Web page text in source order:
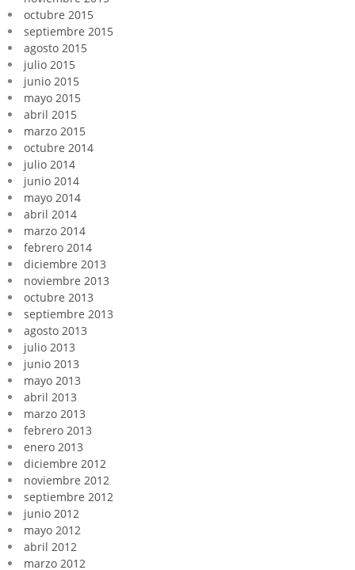
octubre 2015
septiembre 2015
agosto 2015
julio 2015
junio 2015
mayo 2015
abril 2015
marzo 2015
octubre 2014
julio 2014
junio 2014
mayo 2014
abril 2014
marzo 2014
febrero 2014
diciembre 2013
noviembre 2013
octubre 2013
septiembre 2013
agosto 2013
julio 2013
junio 2013
mayo 2013
abril 2013
marzo 2013
febrero 2013
enero 2013
diciembre 2012
noviembre 2012
septiembre 2012
junio 2012
mayo 2012
abril 2012
marzo 2012